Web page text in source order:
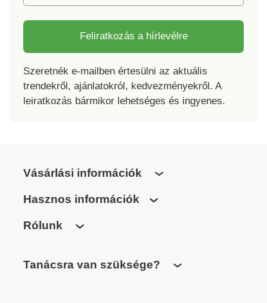
Feliratkozás a hírlevélre
Szeretnék e-mailben értesülni az aktuális
trendekről, ajánlatokról, kedvezményekről. A
leiratkozás bármikor lehetséges és ingyenes.
Vásárlási információk
Hasznos információk
Rólunk
Tanácsra van szüksége?